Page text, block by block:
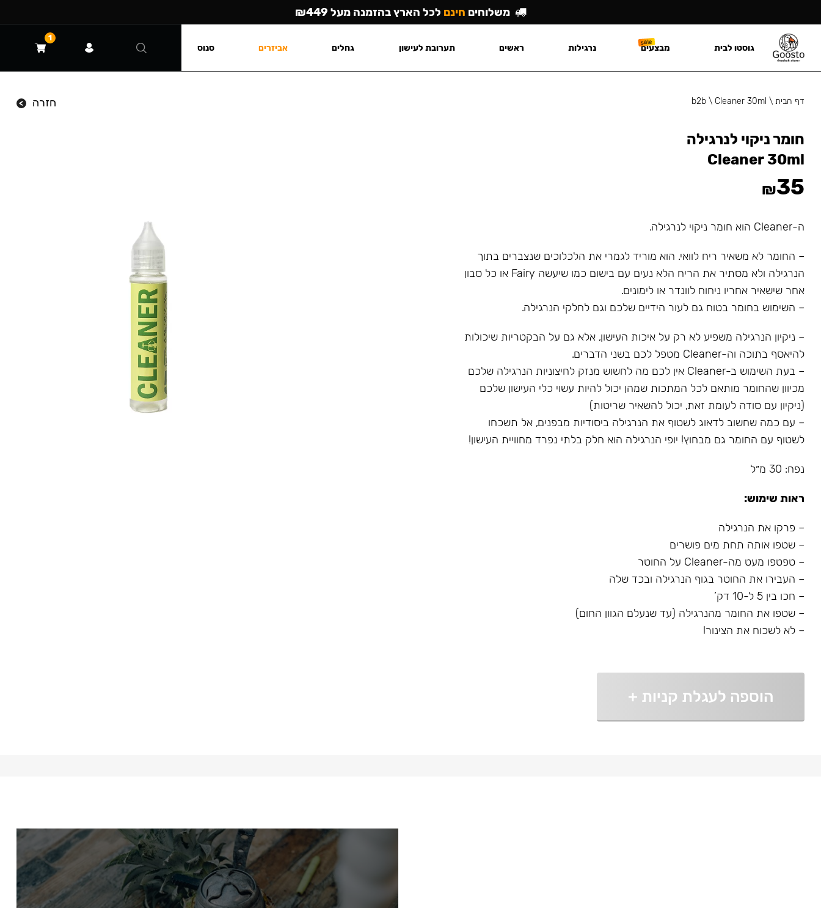
דף הבית\
b2b \Cleaner 30ml חזרה
חומר ניקוי לנרגילה
Cleaner 30ml
₪35
ה-Cleaner הוא חומר ניקוי לנרגילה.
– החומר לא משאיר ריח לוואי. הוא מוריד לגמרי את הלכלוכים שנצברים בתוך
הנרגילה ולא מסתיר את הריח הלא נעים עם בישום כמו שיעשה Fairy או כל סבון
אחר שישאיר אחריו ניחוח לוונדר או לימונים.
– השימוש בחומר בטוח גם לעור הידיים שלכם וגם לחלקי הנרגילה.
– ניקיון הנרגילה משפיע לא רק על איכות העישון, אלא גם על הבקטריות שיכולות
להיאסף בתוכה וה-Cleaner מטפל לכם בשני הדברים.
– בעת השימוש ב-Cleaner אין לכם מה לחשוש מנזק לחיצוניות הנרגילה שלכם
מכיוון שהחומר מותאם לכל המתכות שמהן יכול להיות עשוי כלי העישון שלכם
(ניקיון עם סודה לעומת זאת, יכול להשאיר שריטות)
– עם כמה שחשוב לדאוג לשטוף את הנרגילה ביסודיות מבפנים, אל תשכחו
לשטוף עם החומר גם מבחוץ! יופי הנרגילה הוא חלק בלתי נפרד מחוויית העישון!
נפח: 30 מ״ל
ראות שימוש:
– פרקו את הנרגילה
– שטפו אותה תחת מים פושרים
– טפטפו מעט מה-Cleaner על החוטר
– העבירו את החוטר בגוף הנרגילה ובכד שלה
– חכו בין 5 ל-10 דק’
– שטפו את החומר מהנרגילה (עד שנעלם הגוון החום)
– לא לשכוח את הצינור!
הוספה לעגלת קניות +
משלוחים חינם לכל הארץ בהזמנה מעל ₪449
גוסטו לבית מבצעים נרגילות ראשים תערובת לעישון גחלים אביזרים סנוס
1